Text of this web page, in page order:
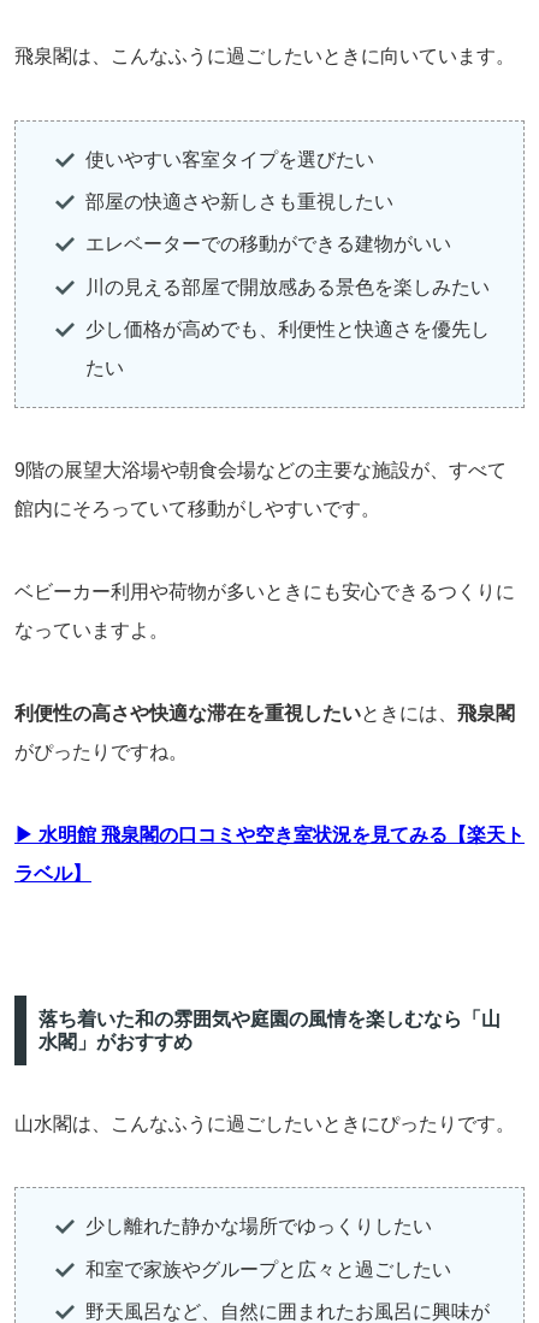
飛泉閣は、こんなふうに過ごしたいときに向いています。
使いやすい客室タイプを選びたい
部屋の快適さや新しさも重視したい
エレベーターでの移動ができる建物がいい
川の見える部屋で開放感ある景色を楽しみたい
少し価格が高めでも、利便性と快適さを優先し
たい
9階の展望大浴場や朝食会場などの主要な施設が、すべて
館内にそろっていて移動がしやすいです。
ベビーカー利用や荷物が多いときにも安心できるつくりに
なっていますよ。
利便性の高さや快適な滞在を重視したいときには、 飛泉閣
がぴったりですね。
▶ 水明館 飛泉閣の口コミや空き室状況を見てみる【楽天ト
ラベル】
落ち着いた和の雰囲気や庭園の風情を楽しむなら「山
水閣」がおすすめ
山水閣は、こんなふうに過ごしたいときにぴったりです。
少し離れた静かな場所でゆっくりしたい
和室で家族やグループと広々と過ごしたい
野天風呂など、自然に囲まれたお風呂に興味が